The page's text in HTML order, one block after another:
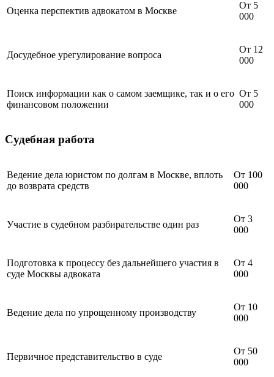
Оценка перспектив адвокатом в Москве
От 5
000
Досудебное урегулирование вопроса
От 12
000
Поиск информации как о самом заемщике, так и о его
финансовом положении
От 5
000
Судебная работа
Ведение дела юристом по долгам в Москве, вплоть
до возврата средств
От 100
000
Участие в судебном разбирательстве один раз
От 3
000
Подготовка к процессу без дальнейшего участия в
суде Москвы адвоката
От 4
000
Ведение дела по упрощенному производству
От 10
000
Первичное представительство в суде
От 50
000